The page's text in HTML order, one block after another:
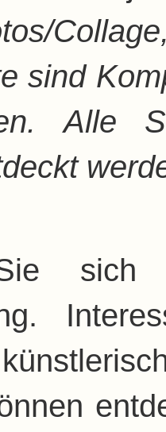
sind
Alle
sich